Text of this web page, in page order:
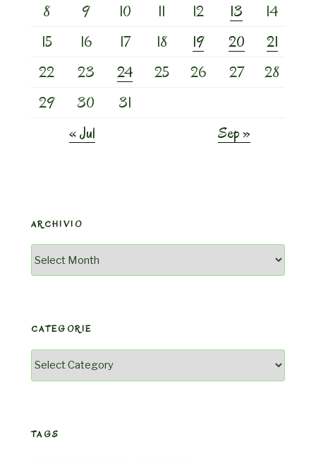
8
9 10 11 12 13
14
15
16 17 18 19 20
21
22
23 24 25 26 27
28
29
30
31
« Jul
Sep »
ARCHIVIO
Archivio
CATEGORIE
Categorie
TAGS